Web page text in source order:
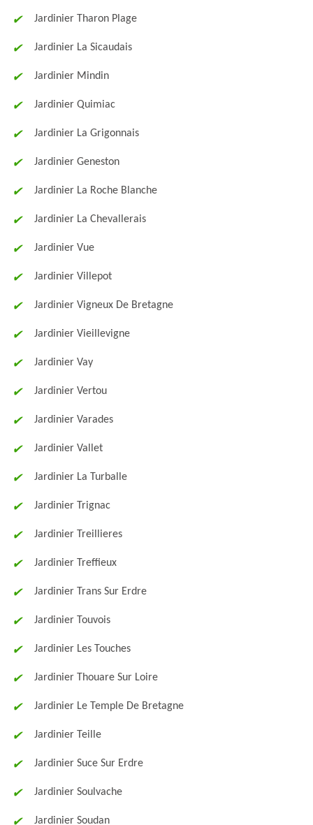
Jardinier Tharon Plage
Jardinier La Sicaudais
Jardinier Mindin
Jardinier Quimiac
Jardinier La Grigonnais
Jardinier Geneston
Jardinier La Roche Blanche
Jardinier La Chevallerais
Jardinier Vue
Jardinier Villepot
Jardinier Vigneux De Bretagne
Jardinier Vieillevigne
Jardinier Vay
Jardinier Vertou
Jardinier Varades
Jardinier Vallet
Jardinier La Turballe
Jardinier Trignac
Jardinier Treillieres
Jardinier Treffieux
Jardinier Trans Sur Erdre
Jardinier Touvois
Jardinier Les Touches
Jardinier Thouare Sur Loire
Jardinier Le Temple De Bretagne
Jardinier Teille
Jardinier Suce Sur Erdre
Jardinier Soulvache
Jardinier Soudan